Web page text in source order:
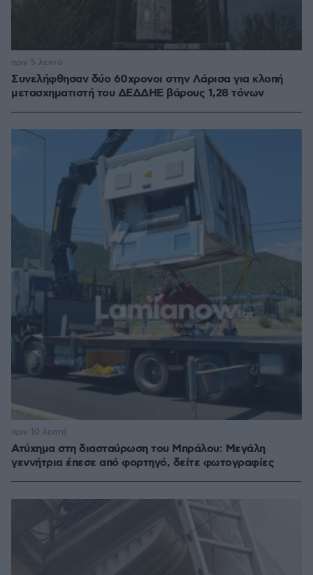
Συνελήφθησαν δύο 60χρονοι στην Λάρισα για κλοπή
μετασχηματιστή του ΔΕΔΔΗΕ βάρους 1,28 τόνων
πριν 5 λεπτά
Ατύχημα στη διασταύρωση του Μπράλου: Μεγάλη
γεννήτρια έπεσε από φορτηγό, δείτε φωτογραφίες
πριν 10 λεπτά